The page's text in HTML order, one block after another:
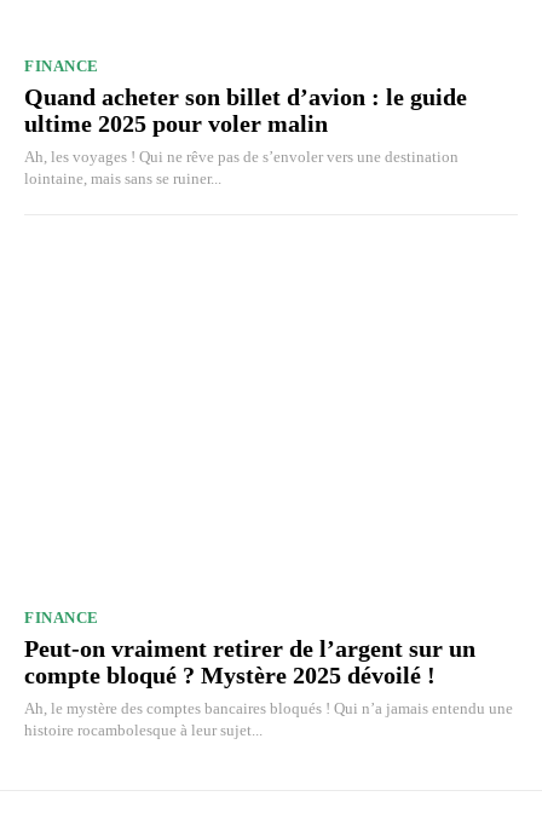
FINANCE
Quand acheter son billet d’avion : le guide
ultime 2025 pour voler malin
Ah, les voyages ! Qui ne rêve pas de s’envoler vers une destination
lointaine, mais sans se ruiner...
FINANCE
Peut-on vraiment retirer de l’argent sur un
compte bloqué ? Mystère 2025 dévoilé !
Ah, le mystère des comptes bancaires bloqués ! Qui n’a jamais entendu une
histoire rocambolesque à leur sujet...